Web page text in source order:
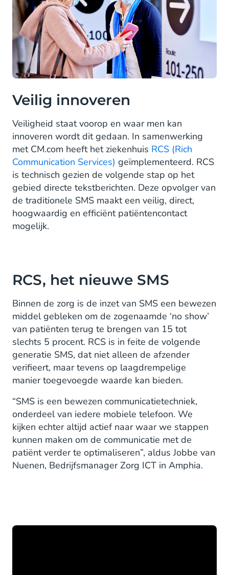
Veilig innoveren
Veiligheid staat voorop en waar men kan
innoveren wordt dit gedaan. In samenwerking
met CM.com heeft het ziekenhuis RCS (Rich
Communication Services) geïmplementeerd. RCS
is technisch gezien de volgende stap op het
gebied directe tekstberichten. Deze opvolger van
de traditionele SMS maakt een veilig, direct,
hoogwaardig en efficiënt patiëntencontact
mogelijk.
RCS, het nieuwe SMS
Binnen de zorg is de inzet van SMS een bewezen
middel gebleken om de zogenaamde ‘no show’
van patiënten terug te brengen van 15 tot
slechts 5 procent. RCS is in feite de volgende
generatie SMS, dat niet alleen de afzender
verifieert, maar tevens op laagdrempelige
manier toegevoegde waarde kan bieden.
“SMS is een bewezen communicatietechniek,
onderdeel van iedere mobiele telefoon. We
kijken echter altijd actief naar waar we stappen
kunnen maken om de communicatie met de
patiënt verder te optimaliseren”, aldus Jobbe van
Nuenen, Bedrijfsmanager Zorg ICT in Amphia.